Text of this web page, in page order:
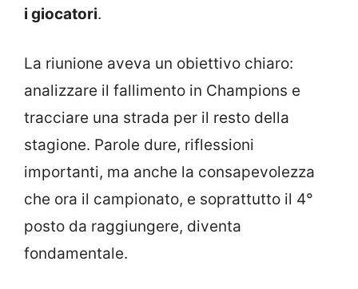
i giocatori.
La riunione aveva un obiettivo chiaro:
analizzare il fallimento in Champions e
tracciare una strada per il resto della
stagione. Parole dure, riflessioni
importanti, ma anche la consapevolezza
che ora il campionato, e soprattutto il 4°
posto da raggiungere, diventa
fondamentale.